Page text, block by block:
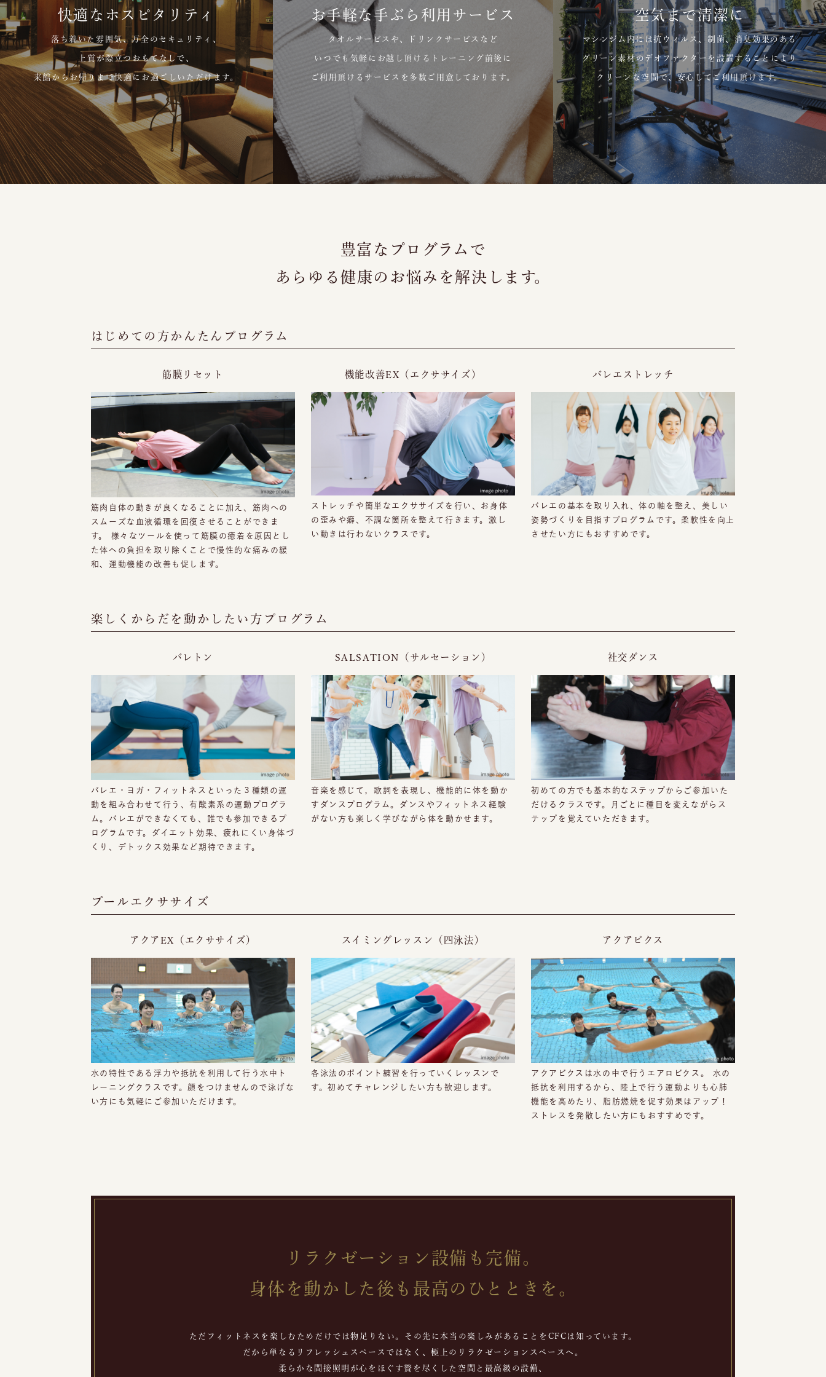
快適なホスピタリティ
落ち着いた雰囲気、万全のセキュリティ、
上質が際立つおもてなしで、
来館からお帰りまで快適にお過ごしいただけます。
お手軽な手ぶら利用サービス
タオルサービスや、ドリンクサービスなど
いつでも気軽にお越し頂けるトレーニング前後に
ご利用頂けるサービスを多数ご用意しております。
空気まで清潔に
マシンジム内には抗ウィルス、制菌、消臭効果のある
グリーン素材のデオファクターを設置することにより
クリーンな空間で、安心してご利用頂けます。
豊富なプログラムで
あらゆる健康のお悩みを解決します。
はじめての方かんたんプログラム
筋膜リセット
筋肉自体の動きが良くなることに加え、筋肉への
スムーズな血液循環を回復させることができま
す。 様々なツールを使って筋膜の癒着を原因とし
た体への負担を取り除くことで慢性的な痛みの緩
和、運動機能の改善も促します。
機能改善EX（エクササイズ）
ストレッチや簡単なエクササイズを行い、お身体
の歪みや癖、不調な箇所を整えて行きます。激し
い動きは行わないクラスです。
バレエストレッチ
バレエの基本を取り入れ、体の軸を整え、美しい
姿勢づくりを目指すプログラムです。柔軟性を向上
させたい方にもおすすめです。
楽しくからだを動かしたい方プログラム
バレトン
バレエ・ヨガ・フィットネスといった３種類の運
動を組み合わせて行う、有酸素系の運動プログラ
ム。バレエができなくても、誰でも参加できるプ
ログラムです。ダイエット効果、疲れにくい身体づ
くり、デトックス効果など期待できます。
SALSATION（サルセーション）
音楽を感じて，歌詞を表現し、機能的に体を動か
すダンスプログラム。ダンスやフィットネス経験
がない方も楽しく学びながら体を動かせます。
社交ダンス
初めての方でも基本的なステップからご参加いた
だけるクラスです。月ごとに種目を変えながらス
テップを覚えていただきます。
プールエクササイズ
アクアEX（エクササイズ）
水の特性である浮力や抵抗を利用して行う水中ト
レーニングクラスです。顔をつけませんので泳げな
い方にも気軽にご参加いただけます。
スイミングレッスン（四泳法）
各泳法のポイント練習を行っていくレッスンで
す。初めてチャレンジしたい方も歓迎します。
アクアビクス
アクアビクスは水の中で行うエアロビクス。 水の
抵抗を利用するから、陸上で行う運動よりも心肺
機能を高めたり、脂肪燃焼を促す効果はアップ！
ストレスを発散したい方にもおすすめです。
リラクゼーション設備も完備。
身体を動かした後も最高のひとときを。
ただフィットネスを楽しむためだけでは物足りない。その先に本当の楽しみがあることをCFCは知っています。
だから単なるリフレッシュスペースではなく、極上のリラクゼーションスペースへ。
柔らかな間接照明が心をほぐす贅を尽くした空間と最高級の設備、